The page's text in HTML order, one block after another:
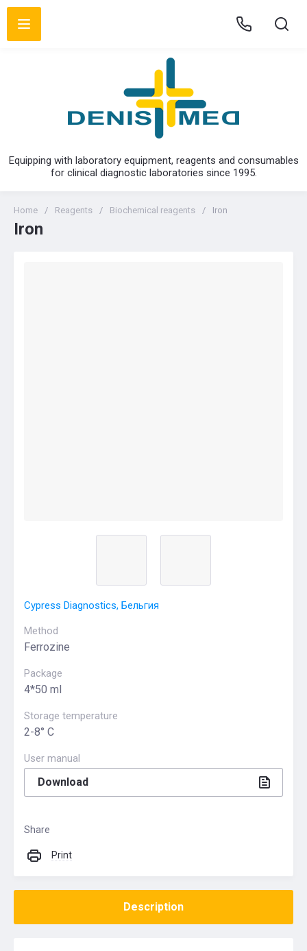
Equipping with laboratory equipment, reagents and consumables
for clinical diagnostic laboratories since 1995.
Home / Reagents / Biochemical reagents / Iron
Iron
Cypress Diagnostics, Бельгия
Method
Ferrozine
Package
4*50 ml
Storage temperature
2-8° С
User manual
Download
Share
Print
Description